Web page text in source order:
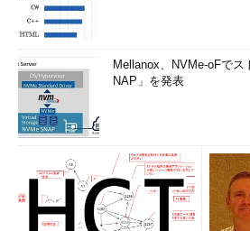
Mellanox、NVMe-oFで
NAP」を発表